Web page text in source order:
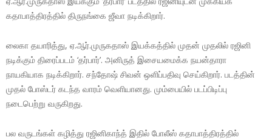
கதாபாத்திரத்தில் திருநங்கை ஜீவா நடிக்கிறார்.
லைகா தயாரித்து, ஏ.ஆர்.முருகதாஸ் இயக்கத்தில் முதன் முதலில் ரஜினி
நடிக்கும் திரைப்படம் ‘தர்பார்’. அனிருத் இசையமைக்க நயன்தாரா
நாயகியாக நடிக்கிறார். சந்தோஷ் சிவன் ஒளிப்பதிவு செய்கிறார். படத்தின்
முதல் போஸ்டர் கடந்த வாரம் வெளியானது. மும்பையில் படப்பிடிப்பு
நடைபெற்று வருகிறது.
பல வருடங்கள் கழித்து ரஜினிகாந்த் இதில் போலீஸ் கதாபாத்திரத்தில்